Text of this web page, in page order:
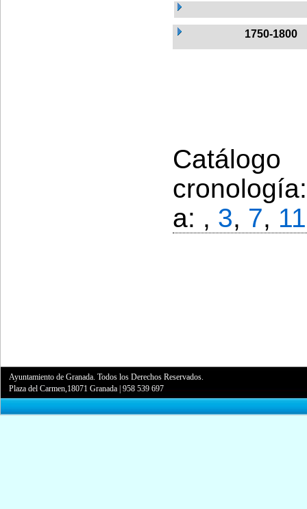
1750-1800
a: , 3, 7, 11
Ayuntamiento de Granada. Todos los Derechos Reservados.
Plaza del Carmen,18071 Granada |958 539 697